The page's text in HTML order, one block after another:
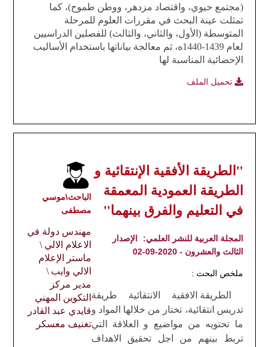
(مجتمع حيوي، واقتصاد مزدهر، ووطن طموح)، كما
تمثلت عينة البحث في مقررات العلوم للمرحلة
المتوسطة (الأول، والثاني، والثالث) للفصلين الدراسيين
لعام 1439-1440ه، ثم معالجة بياناتها باستخدام الأساليب
الإحصائية المناسبة لها
تحميل الملف
الباحث\موسي
مصطفى
مهندس دولة في
الاعلام الالي \
ماستر الإعلام
الالي وايب \
مدير مركز
التكوين المهني
قايدي عبد القادر
تغنيف معسكر
"الطريقة الأفقية الإنتقائية و
الطريقة العمودية المعمقة
في التعليم والفرق بينهما"
المجلة العربية للنشر العلمي:
الإصدار
الثالث والعشرون - 2020-09-02
ملخص البحث :
الطريقة الافقية الانتقائية طريقة
تدريس انتقائية، تختار من خلالها المواد و
ما تحتويه من مواضيع و العلاقة التي
تربط بينهم من اجل تحقيق الاهداف